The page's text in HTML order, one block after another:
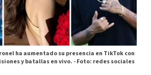
ha aumentado su presencia en TikTok con
y batallas en vivo. -Foto: redes sociales